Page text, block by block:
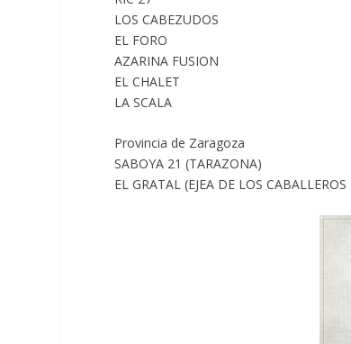
LOS CABEZUDOS
EL FORO
AZARINA FUSION
EL CHALET
LA SCALA
Provincia de Zaragoza
SABOYA 21 (TARAZONA)
EL GRATAL (EJEA DE LOS CABALLEROS